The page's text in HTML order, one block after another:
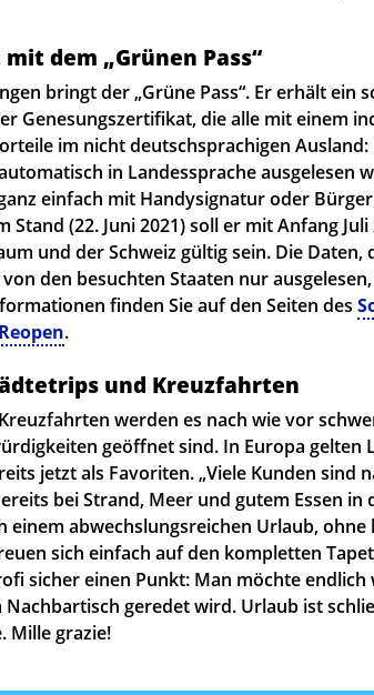
dem „Grünen Pass“
bringt der „Grüne Pass“. Er erhält ein
Genesungszertifikat, die alle mit einem
im nicht deutschsprachigen Ausland:
in Landessprache ausgelesen
einfach mit Handysignatur oder
Stand (22. Juni 2021) soll er mit Anfang
und der Schweiz gültig sein. Die
den besuchten Staaten nur
finden Sie auf den Seiten des
Reopen.
und Kreuzfahrten
werden es nach wie vor
geöffnet sind. In Europa gelten
jetzt als Favoriten. „Viele Kunden sind
bei Strand, Meer und gutem Essen
einem abwechslungsreichen Urlaub,
sich einfach auf den kompletten
sicher einen Punkt: Man möchte endlich
Nachbartisch geredet wird. Urlaub ist
Mille grazie!